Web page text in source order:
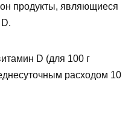
продукты, являющиеся
D (для 100 г
расходом 10